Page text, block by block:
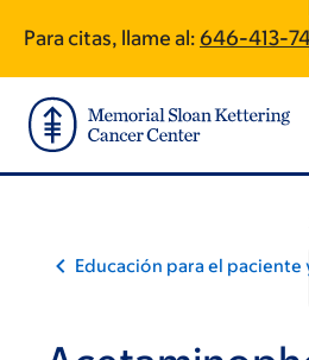
main
content
footer
Para citas, llame al: 646-413-
Educación para el paciente